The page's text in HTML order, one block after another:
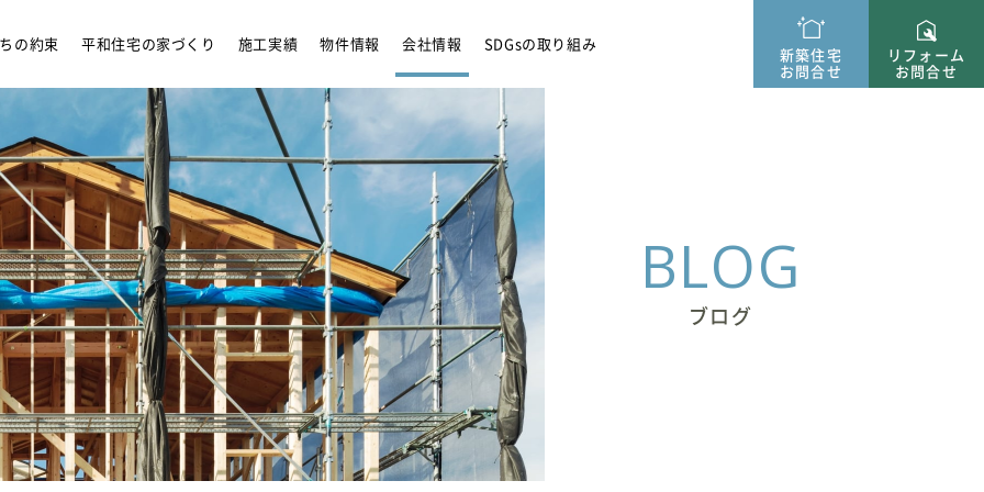
の約束 平和住宅の家づくり 施工実績 物件情報 会社情報 SDGsの取り組み
新築住宅
お問合せ
リフォーム
お問合せ
BLOG
ブログ